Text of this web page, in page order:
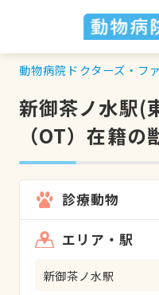
動物病院ドクターズ・フ
新御茶ノ水駅(
（OT）在籍
診療動物
エリア・駅
新御茶ノ水駅